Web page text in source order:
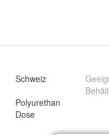
Schweiz
Polyurethan
Dose